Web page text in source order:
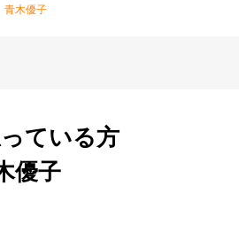
青木優子
ている方
優子